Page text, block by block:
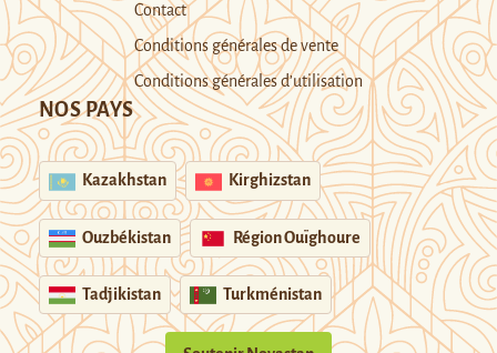
Contact
Conditions générales de vente
Conditions générales d’utilisation
NOS PAYS
Kazakhstan Kirghizstan
Ouzbékistan Région Ouïghoure
Tadjikistan Turkménistan